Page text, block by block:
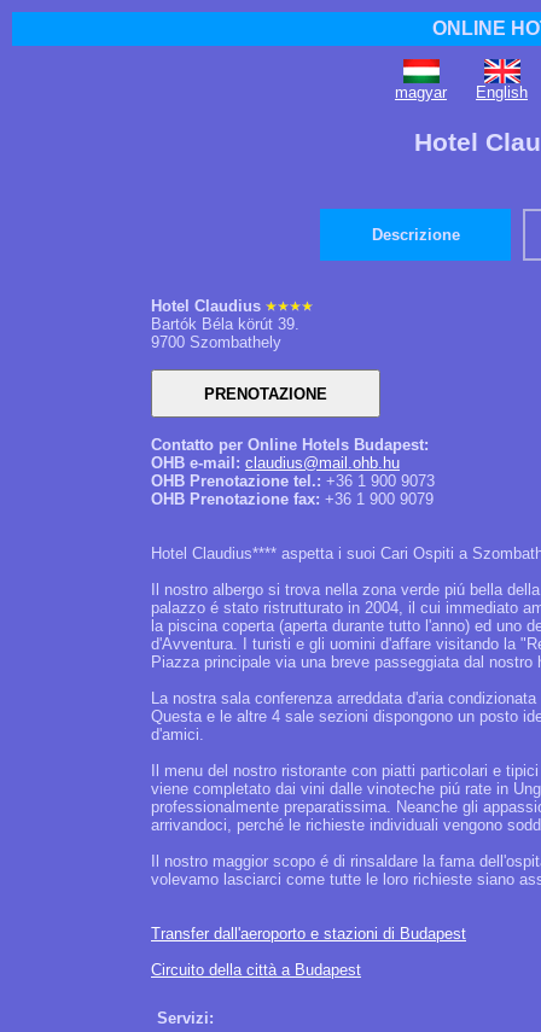
ONLINE
magyar English
Hotel
Descrizione
Hotel Claudius
Bartók Béla körút 39.
9700 Szombathely
Contatto per Online Hotels Budapest:
OHB e-mail: claudius@mail.ohb.hu
OHB Prenotazione tel.: +36 1 900 9073
OHB Prenotazione fax: +36 1 900 9079
Hotel Claudius**** aspetta i suoi Cari Ospiti a
Il nostro albergo si trova nella zona verde piú bella
palazzo é stato ristrutturato in 2004, il cui immediato
la piscina coperta (aperta durante tutto l'anno) ed uno
d'Avventura. I turisti e gli uomini d'affare visitando la
Piazza principale via una breve passeggiata dal nostro
La nostra sala conferenza arreddata d'aria
Questa e le altre 4 sale sezioni dispongono un posto
d'amici.
Il menu del nostro ristorante con piatti particolari e
viene completato dai vini dalle vinoteche piú rate in
professionalmente preparatissima. Neanche gli
arrivandoci, perché le richieste individuali vengono
Il nostro maggior scopo é di rinsaldare la fama
volevamo lasciarci come tutte le loro richieste siano
Transfer dall'aeroporto e stazioni di Budapest
Circuito della città a Budapest
Servizi: